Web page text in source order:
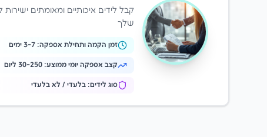
קבל לידים איכותיים ומאומתים
שלך
זמן הקמה ותחילת אספקה: 3-7 ימים
קצב אספקה יומי ממוצע: 30-250 ליום
סוג לידים: בלעדי / לא בלעדי